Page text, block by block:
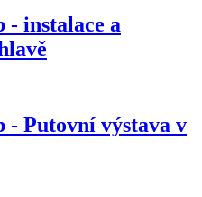
- instalace a
- Putovní výstava v